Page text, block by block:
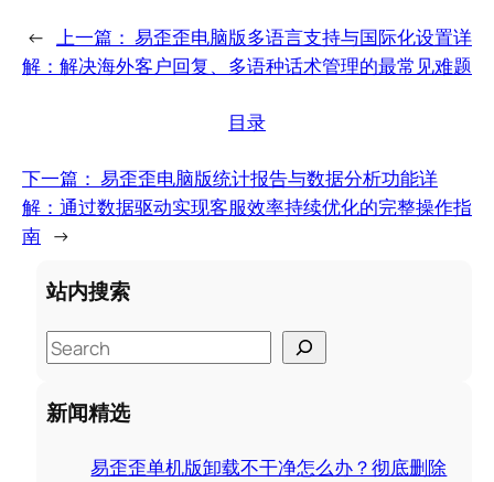
← 上一篇： 易歪歪电脑版多语言支持与国际化设置详
解：解决海外客户回复、多语种话术管理的最常见难题
目录
下一篇： 易歪歪电脑版统计报告与数据分析功能详
解：通过数据驱动实现客服效率持续优化的完整操作指
南 →
站内搜索
S
e
a
r
新闻精选
易歪歪单机版卸载不干净怎么办？彻底删除